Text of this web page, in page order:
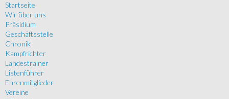
Startseite
Wir über uns
Präsidium
Geschäftsstelle
Chronik
Kampfrichter
Landestrainer
Listenführer
Ehrenmitglieder
Vereine